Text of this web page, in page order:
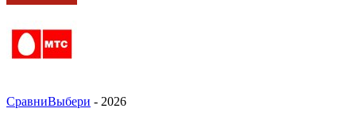
СравниВыбери - 2026